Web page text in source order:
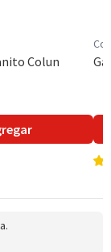
kj / 2000 kcal)
Colun